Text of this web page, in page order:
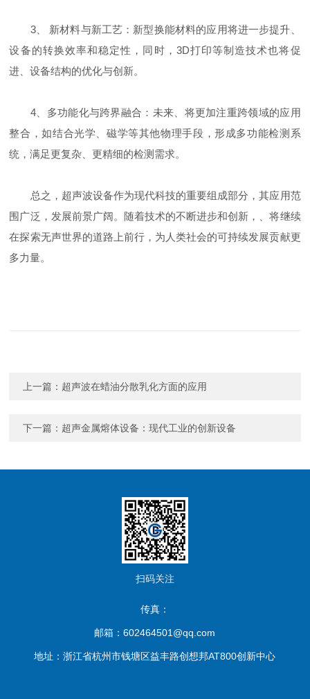
3、 新材料与新工艺：新型换能材料的应用将进一步提升、
设备的转换效率和稳定性，同时，3D打印等制造技术也将促
进、设备结构的优化与创新。
4、多功能化与跨界融合：未来、将更加注重跨领域的应用
整合，如结合光学、磁学等其他物理手段，形成多功能检测系
统，满足更复杂、更精细的检测需求。
总之，超声波设备作为现代科技的重要组成部分，其应用范
围广泛，发展前景广阔。随着技术的不断进步和创新，、将继续
在探索无声世界的道路上前行，为人类社会的可持续发展贡献更
多力量。
上一篇： 超声波在蜡油分散乳化方面的应用
下一篇： 超声金属熔体设备：现代工业的创新设备
扫码关注
传真：
邮箱：602464501@qq.com
地址：浙江省杭州市钱塘区益丰路创想邦AT800创新中心